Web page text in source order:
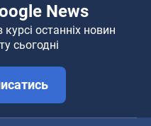
News
останніх новин
сьогодні